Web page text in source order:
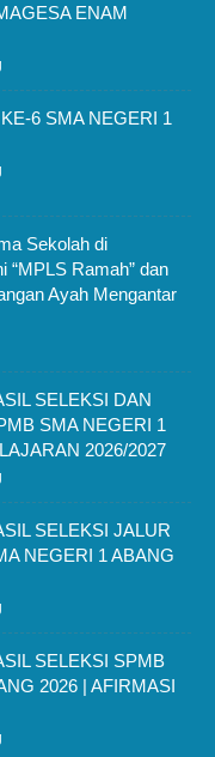
ENAM
6 SMA NEGERI 1
Sekolah di
“MPLS Ramah” dan
Ayah Mengantar
SELEKSI DAN
SMA NEGERI 1
2026/2027
SELEKSI JALUR
NEGERI 1 ABANG
SELEKSI SPMB
2026 | AFIRMASI